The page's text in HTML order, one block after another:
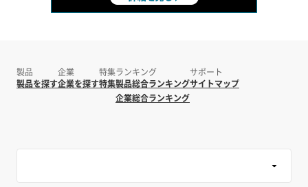
製品
製品を探す
企業
企業を探す
特集
特集
ランキング
製品総合ランキング
企業総合ランキング
サポート
サイトマップ